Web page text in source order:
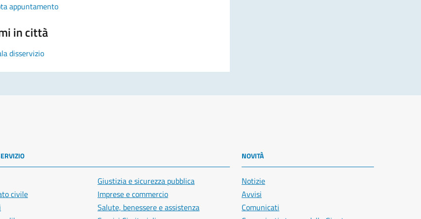
appuntamento
in città
disservizio
civile
Giustizia e sicurezza pubblica
Imprese e commercio
Salute, benessere e assistenza
NOVITÀ
Notizie
Avvisi
Comunicati